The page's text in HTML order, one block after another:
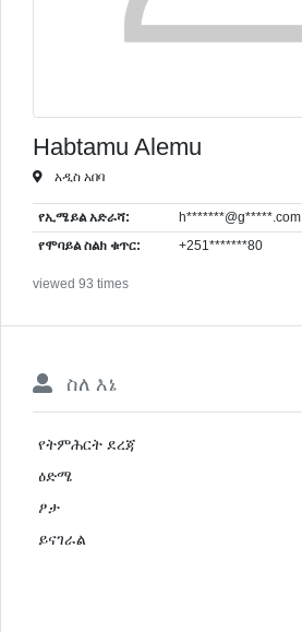
Habtamu Alemu
አዲስ አበባ
የኢሜይል አድራሻ: h*******@g*****.com
የሞባይል ስልክ ቁጥር: +251*******80
viewed 93 times
ስለ እኔ
የትምሕርት ደረጃ
ዕድሜ
ፆታ
ይናገራል